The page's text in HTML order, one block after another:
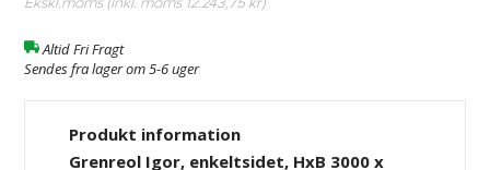
Altid Fri Fragt
Sendes fra lager om 5-6 uger
Produkt information
Grenreol Igor, enkeltsidet, HxB 3000 x